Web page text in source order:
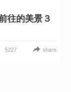
往的美景３
5227 share